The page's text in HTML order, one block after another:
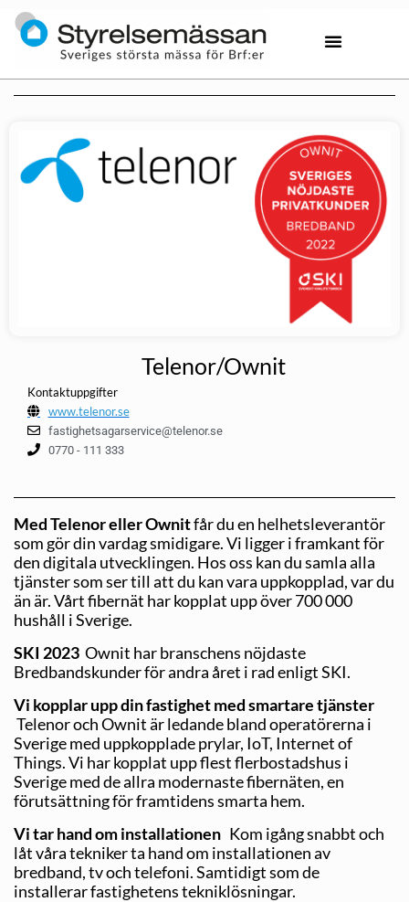
Telenor/Ownit
Kontaktuppgifter
www.telenor.se
fastighetsagarservice@telenor.se
0770 - 111 333
Med Telenor eller Ownitfår du en helhetsleverantör
som gör din vardag smidigare. Vi ligger i framkant för
den digitala utvecklingen. Hos oss kan du samla alla
tjänster som ser till att du kan vara uppkopplad, var du
än är. Vårt fibernät har kopplat upp över 700 000
hushåll i Sverige.
SKI 2023 Ownit har branschens nöjdaste
Bredbandskunder för andra året i rad enligt SKI.
Vi kopplar upp din fastighet med smartare tjänster
Telenor och Ownit är ledande bland operatörerna i
Sverige med uppkopplade prylar, IoT, Internet of
Things. Vi har kopplat upp flest flerbostadshus i
Sverige med de allra modernaste fibernäten, en
förutsättning för framtidens smarta hem.
Vi tar hand om installationen Kom igång snabbt och
låt våra tekniker ta hand om installationen av
bredband, tv och telefoni. Samtidigt som de
installerar fastighetens tekniklösningar.